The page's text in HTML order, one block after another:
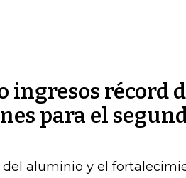
ingresos récord
para el
aluminio y el